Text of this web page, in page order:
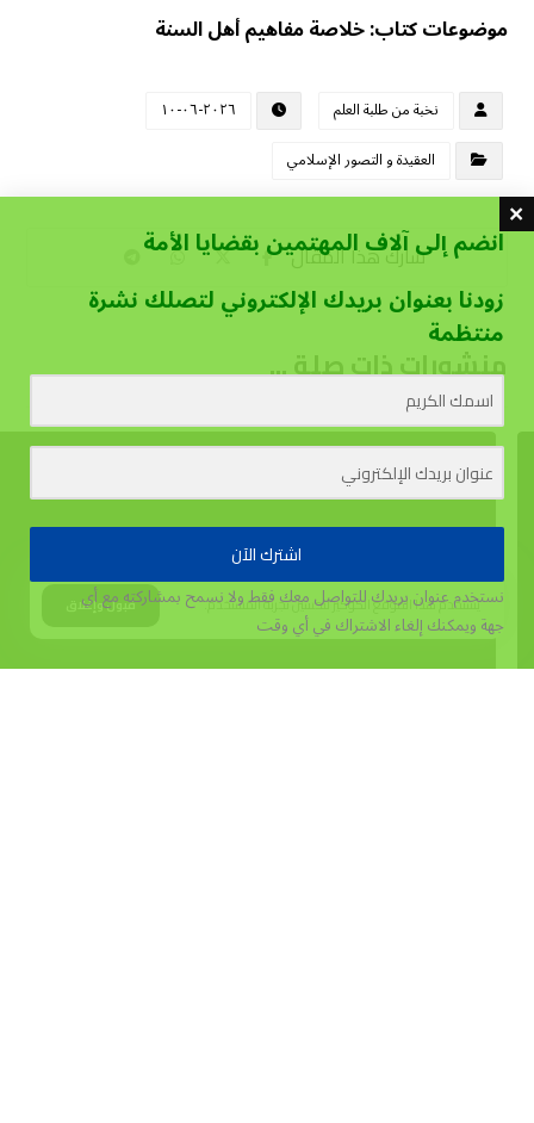
موضوعات كتاب: خلاصة مفاهيم أهل السنة
نخبة من طلبة العلم
٢٠٢٦-٠٦-١٠
العقيدة و التصور الإسلامي
منشورات ذات صلة ...
يستخدم هذا الموقع الكوكيز لتحسين تجربة المستخدم. قبول وإغلاق
انضم إلى آلاف المهتمين بقضايا الأمة
زودنا بعنوان بريدك الإلكتروني لتصلك نشرة
منتظمة
اشترك الآن
نستخدم عنوان بريدك للتواصل معك فقط ولا نسمح بمشاركته مع أي
جهةويمكنك إلغاء الاشتراك في أي وقت